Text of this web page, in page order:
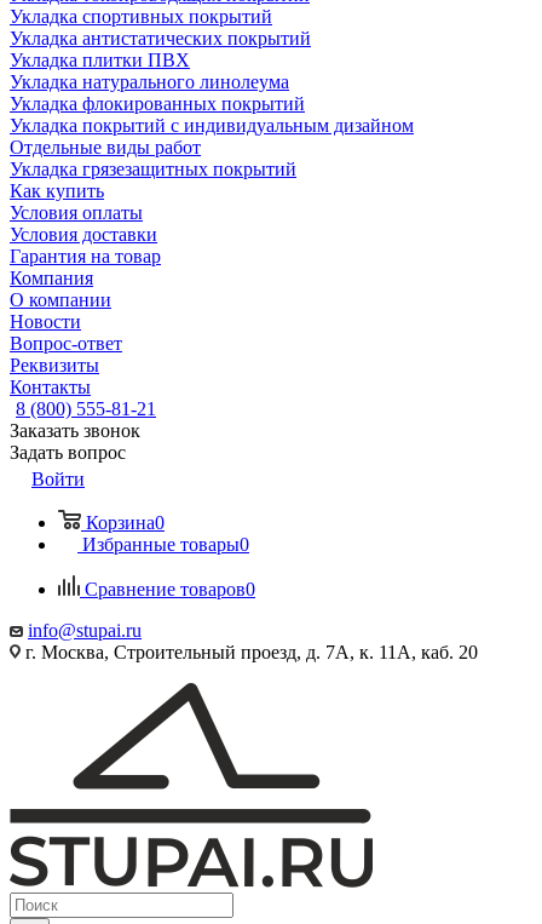
Укладка спортивных покрытий
Укладка антистатических покрытий
Укладка плитки ПВХ
Укладка натурального линолеума
Укладка флокированных покрытий
Укладка покрытий с индивидуальным дизайном
Отдельные виды работ
Укладка грязезащитных покрытий
Как купить
Условия оплаты
Условия доставки
Гарантия на товар
Компания
О компании
Новости
Вопрос-ответ
Реквизиты
Контакты
8 (800) 555-81-21
Заказать звонок
Задать вопрос
Войти
Корзина0
Избранные товары0
Сравнение товаров0
info@stupai.ru
г. Москва, Строительный проезд, д. 7А, к. 11А, каб. 20